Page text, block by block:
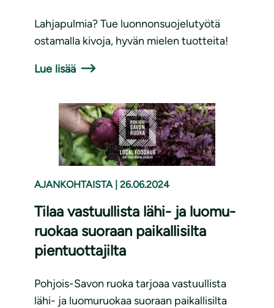
Lahjapulmia? Tue luonnonsuojelutyötä
ostamalla kivoja, hyvän mielen tuotteita!
Lue lisää
AJANKOHTAISTA 26.06.2024
Tilaa vastuullista lähi- ja luomu-
ruokaa suoraan paikallisilta
pientuottajilta
Pohjois-Savon ruoka tarjoaa vastuullista
lähi- ja luomuruokaa suoraan paikallisilta